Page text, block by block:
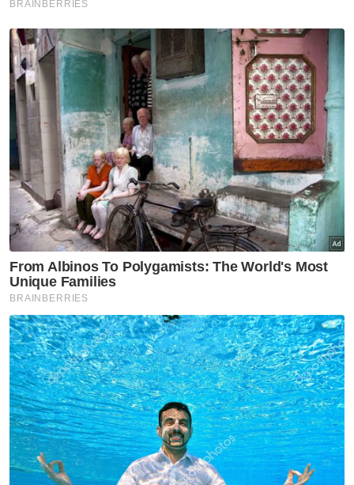
Sementara itu, pengamal media, Kamarul
Bismi Kamaruzaman, 26, berkata,
kemudahan itu membantu memudahkan
tugasnya untuk menghantar bahan berita.
"Saya sedikit panik apabila sukar mengakses
internet kerana bahan berita perlu dihantar
segera. Hendak ke kawasan berhampiran
jauh mengambil masa sehingga 45 minit.
Kami lega apabila mendapat tahu kedai kopi
ini menawarkan WiFi percuma, terima kasih
kepada pemilik," katanya
Artikel Berkaitan:
PRK Nenggiri: Pengundi warga emas mahu wakil
rakyat dipilih lebih bertanggungjawab
PRK Nenggiri: Calon BN, PN berpelukan di pusat
mengundi
Pesakit buah pinggang kronik tetap mengundi walau
diusung dengan katil
PRK Nenggiri: 20 pusat mengundi dibuka 8 pagi ini
PRK Nenggiri sengit, seimbang